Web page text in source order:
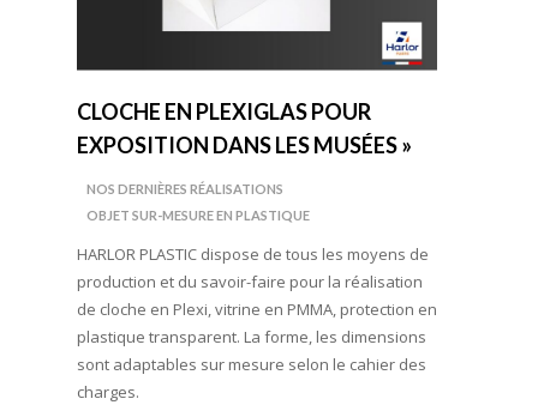
CLOCHE EN PLEXIGLAS POUR
EXPOSITION DANS LES MUSÉES »
NOS DERNIÈRES RÉALISATIONS
OBJET SUR-MESURE EN PLASTIQUE
HARLOR PLASTIC dispose de tous les moyens de
production et du savoir-faire pour la réalisation
de cloche en Plexi, vitrine en PMMA, protection en
plastique transparent. La forme, les dimensions
sont adaptables sur mesure selon le cahier des
charges.